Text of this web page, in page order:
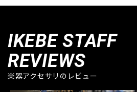
IKEBE STAFF
REVIEWS
楽器アクセサリのレビュー